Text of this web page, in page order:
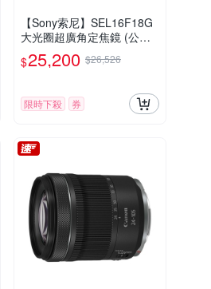
【Sony索尼】SEL16F18G
大光圈超廣角定焦鏡 (公司
貨 保固24個月)
$25,200 $26,526
限時下殺 券